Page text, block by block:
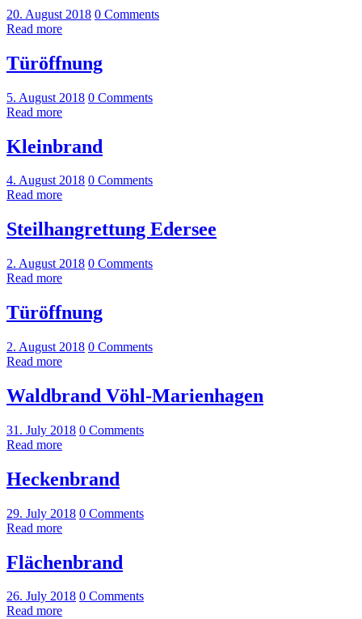
20. August 2018 0 Comments
Read more
Türöffnung
5. August 2018 0 Comments
Read more
Kleinbrand
4. August 2018 0 Comments
Read more
Steilhangrettung Edersee
2. August 2018 0 Comments
Read more
Türöffnung
2. August 2018 0 Comments
Read more
Waldbrand Vöhl-Marienhagen
31. July 2018 0 Comments
Read more
Heckenbrand
29. July 2018 0 Comments
Read more
Flächenbrand
26. July 2018 0 Comments
Read more